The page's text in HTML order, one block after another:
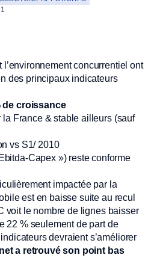
fenêtre)fenêtre)
(nouvelle fenêtre)
(nouvelle fenêtre)
l’environnement concurrentiel ont
des principaux indicateurs
de croissance
France & stable ailleurs (sauf
vs S1/ 2010
Capex ») reste conforme
impactée par la
est en baisse suite au recul
voit le nombre de lignes baisser
22 % seulement de part de
devraient s’améliorer
a retrouvé son point bas